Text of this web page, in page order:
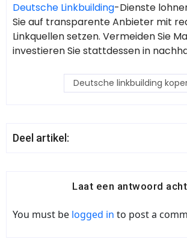
Deutsche Linkbuilding-Dienste
Sie auf transparente Anbieter mit
Linkquellen setzen. Vermeiden Sie
investieren Sie stattdessen in
Deutsche linkbuilding
Deel artikel:
Laat een antwoord
You must be logged in to post a